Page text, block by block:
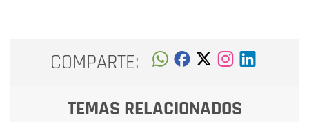
COMPARTE:
TEMAS RELACIONADOS